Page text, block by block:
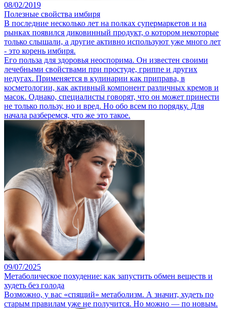
08/02/2019
Полезные свойства имбиря
В последние несколько лет на полках супермаркетов и на
рынках появился диковинный продукт, о котором некоторые
только слышали, а другие активно используют уже много лет
- это корень имбиря.
Его польза для здоровья неоспорима. Он известен своими
лечебными свойствами при простуде, гриппе и других
недугах. Применяется в кулинарии как приправа, в
косметологии, как активный компонент различных кремов и
масок. Однако, специалисты говорят, что он может принести
не только пользу, но и вред. Но обо всем по порядку. Для
начала разберемся, что же это такое.
09/07/2025
Метаболическое похудение: как запустить обмен веществ и
худеть без голода
Возможно, у вас «спящий» метаболизм. А значит, худеть по
старым правилам уже не получится. Но можно — по новым.